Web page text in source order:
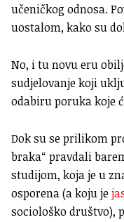
učeničkog odnosa.
uostalom, kako su
No, i tu novu eru
sudjelovanje koji
odabiru poruka koje
Dok su se prilikom
braka“ pravdali
studijom, koja je u
osporena (a koju je
sociološko društvo),